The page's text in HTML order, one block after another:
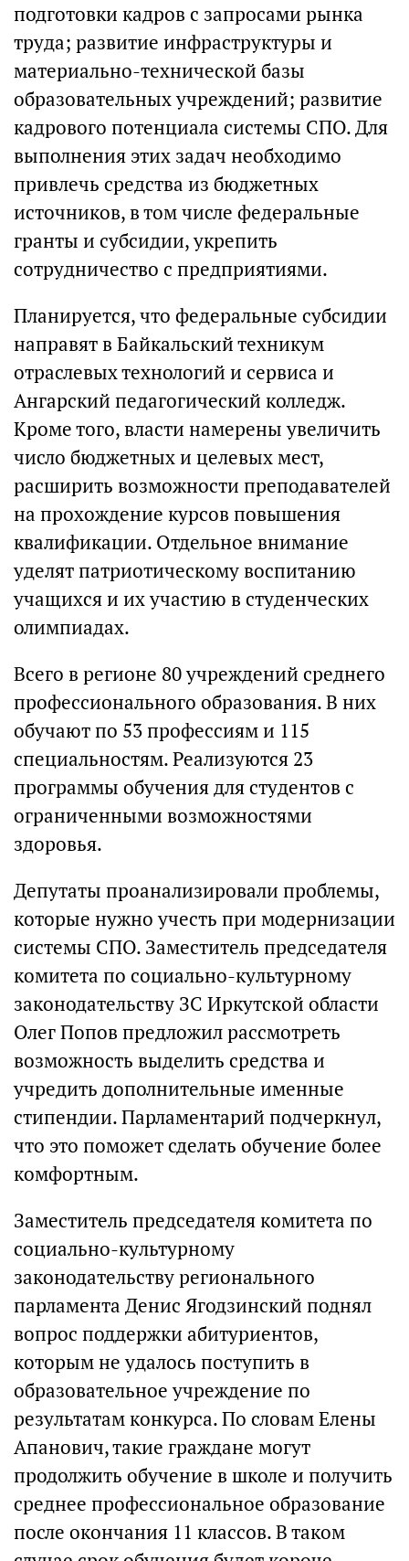
подготовки кадров с запросами рынка
труда; развитие инфраструктуры и
материально-технической базы
образовательных учреждений; развитие
кадрового потенциала системы СПО. Для
выполнения этих задач необходимо
привлечь средства из бюджетных
источников, в том числе федеральные
гранты и субсидии, укрепить
сотрудничество с предприятиями.
Планируется, что федеральные субсидии
направят в Байкальский техникум
отраслевых технологий и сервиса и
Ангарский педагогический колледж.
Кроме того, власти намерены увеличить
число бюджетных и целевых мест,
расширить возможности преподавателей
на прохождение курсов повышения
квалификации. Отдельное внимание
уделят патриотическому воспитанию
учащихся и их участию в студенческих
олимпиадах.
Всего в регионе 80 учреждений среднего
профессионального образования. В них
обучают по 53 профессиям и 115
специальностям. Реализуются 23
программы обучения для студентов с
ограниченными возможностями
здоровья.
Депутаты проанализировали проблемы,
которые нужно учесть при модернизации
системы СПО. Заместитель председателя
комитета по социально-культурному
законодательству ЗС Иркутской области
Олег Попов предложил рассмотреть
возможность выделить средства и
учредить дополнительные именные
стипендии. Парламентарий подчеркнул,
что это поможет сделать обучение более
комфортным.
Заместитель председателя комитета по
социально-культурному
законодательству регионального
парламента Денис Ягодзинский поднял
вопрос поддержки абитуриентов,
которым не удалось поступить в
образовательное учреждение по
результатам конкурса. По словам Елены
Апанович, такие граждане могут
продолжить обучение в школе и получить
среднее профессиональное образование
после окончания 11 классов. В таком